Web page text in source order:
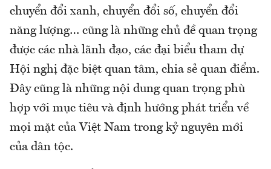
chuyển đổi xanh, chuyển đổi số, chuyển đổi
năng lượng… cũng là những chủ đề quan trọng
được các nhà lãnh đạo, các đại biểu tham dự
Hội nghị đặc biệt quan tâm, chia sẻ quan điểm.
Đây cũng là những nội dung quan trọng phù
hợp với mục tiêu và định hướng phát triển về
mọi mặt của Việt Nam trong kỷ nguyên mới
của dân tộc.